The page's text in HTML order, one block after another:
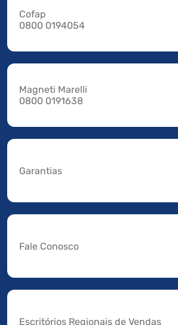
Cofap
0800 0194054
Magneti Marelli
0800 0191638
Garantias
Fale Conosco
Escritórios Regionais de Vendas